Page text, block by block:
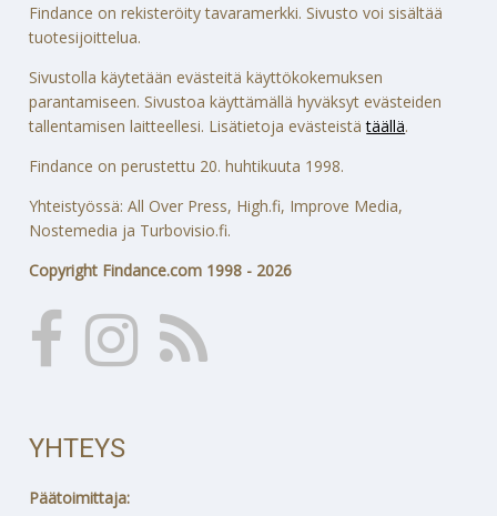
Findance on rekisteröity tavaramerkki. Sivusto voi sisältää
tuotesijoittelua.
Sivustolla käytetään evästeitä käyttökokemuksen
parantamiseen. Sivustoa käyttämällä hyväksyt evästeiden
tallentamisen laitteellesi. Lisätietoja evästeistätäällä.
Findance on perustettu 20. huhtikuuta 1998.
Yhteistyössä: All Over Press, High.fi, Improve Media,
Nostemedia ja Turbovisio.fi.
Copyright Findance.com 1998 - 2026
YHTEYS
Päätoimittaja: